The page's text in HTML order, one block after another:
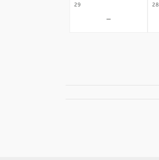
28
29
-